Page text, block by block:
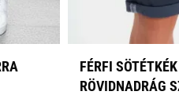
FÉRFI
RÖVIDNADRÁG